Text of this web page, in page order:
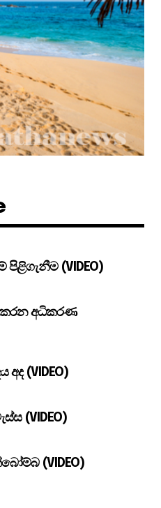
(VIDEO)
අධිකරණ
අද (VIDEO)
(VIDEO)
(VIDEO)